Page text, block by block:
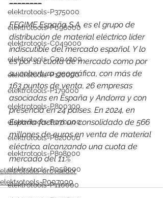
elektrotools-P375000
elektrotools-P098000
elektrotools-C049000
elektrotools-C004000
elektrotools-P120000
elektrotools-P179000
elektrotools-P800300
elektrotools-P070000
elektrotools-P820000
elektrotools-P898000
elektrotools-P058000
elektrotools-P110000
FEGIME España S.A. es el grupo de
distribución de material eléctrico líder
indiscutible del mercado español. Y lo
es por su cuota de mercado como por
su cobertura geográfica, con más de
163 puntos de venta, 26 empresas
asociadas en España y Andorra y con
presencia en 24 países. En 2024, en
España facturó un consolidado de 566
millones de euros en venta de material
eléctrico, alcanzando una cuota de
mercado del 11%
elektrotools-proveedor
elektrotools-P007000